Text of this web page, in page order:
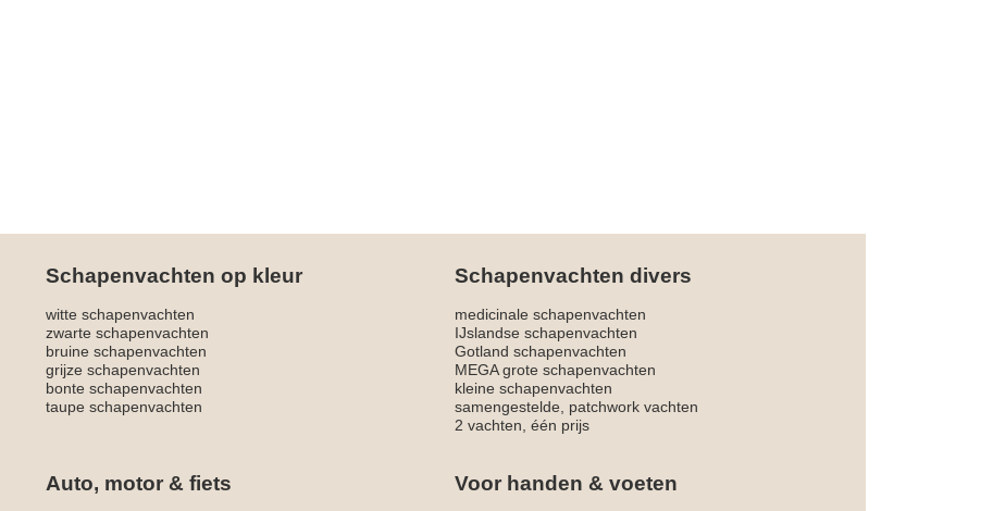
Schapenvachten op kleur Schapenvachten divers
witte schapenvachten
medicinale schapenvachten
zwarte schapenvachten
IJslandse schapenvachten
bruine schapenvachten
Gotland schapenvachten
grijze schapenvachten
MEGA grote schapenvachten
bonte schapenvachten
kleine schapenvachten
taupe schapenvachten
samengestelde, patchwork vachten
2 vachten, één prijs
Auto, motor & fiets Voor handen & voeten